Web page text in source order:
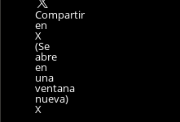
Compartir
en
X
(Se
abre
en
una
ventana
nueva)
X